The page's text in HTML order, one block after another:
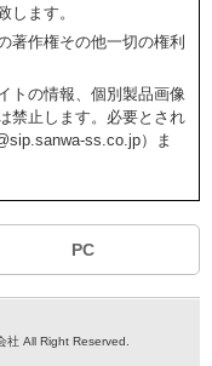
します。
著作権その他一切の権利
トの情報、個別製品画像
禁止します。必要とされ
ss.co.jp）ま
PC
All Right Reserved.